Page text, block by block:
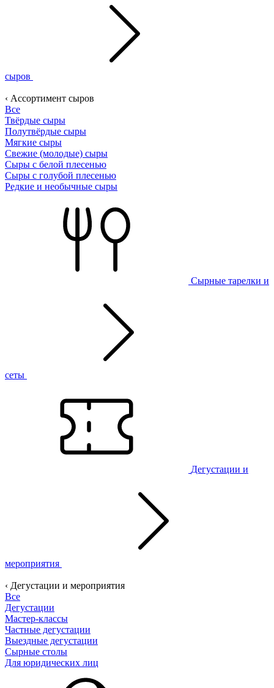
сыров
‹ Ассортимент сыров
Все
Твёрдые сыры
Полутвёрдые сыры
Мягкие сыры
Свежие (молодые) сыры
Сыры с белой плесенью
Сыры с голубой плесенью
Редкие и необычные сыры
Сырные тарелки и
сеты
Дегустации и
мероприятия
‹ Дегустации и мероприятия
Все
Дегустации
Мастер-классы
Частные дегустации
Выездные дегустации
Сырные столы
Для юридических лиц